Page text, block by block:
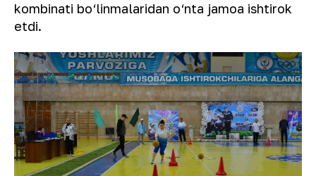
kombinati bo‘linmalaridan o‘nta jamoa ishtirok
etdi.